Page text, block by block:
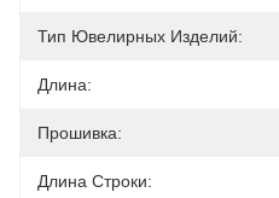
Тип Ювелирных Изделий:
Длина:
Прошивка:
Длина Строки: